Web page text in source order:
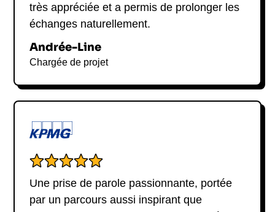
très appréciée et a permis de prolonger les
échanges naturellement.
Andrée-Line
Chargée de projet
Une prise de parole passionnante, portée
par un parcours aussi inspirant que